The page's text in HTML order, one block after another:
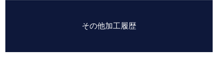
その他加工履歴